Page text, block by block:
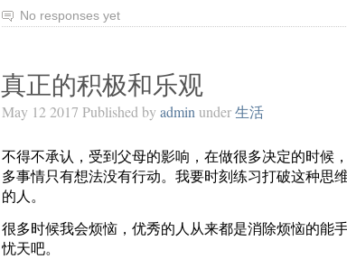
No responses yet
真正的积极和乐观
May 12 2017 Published by adminunder生活
不得不承认，受到父母的影响，在做很多决定的时候
多事情只有想法没有行动。我要时刻练习打破这种思
的人。
很多时候我会烦恼，优秀的人从来都是消除烦恼的能
忧天吧。